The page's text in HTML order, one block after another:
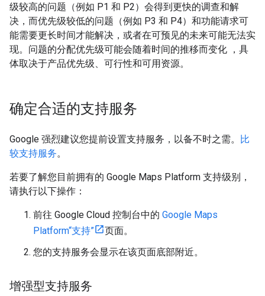
级较高的问题（例如 P1 和 P2）会得到更快的调查和解
决，而优先级较低的问题（例如 P3 和 P4）和功能请求可
能需要更长时间才能解决，或者在可预见的未来可能无法实
现。问题的分配优先级可能会随着时间的推移而变化 ，具
体取决于产品优先级、可行性和可用资源。
确定合适的支持服务
Google 强烈建议您提前设置支持服务，以备不时之需。
比
较支持服务。
若要了解您目前拥有的 Google Maps Platform 支持级别，
请执行以下操作：
前往 Google Cloud 控制台中的 Google Maps
Platform“支持”
页面。
您的支持服务会显示在该页面底部附近。
增强型支持服务